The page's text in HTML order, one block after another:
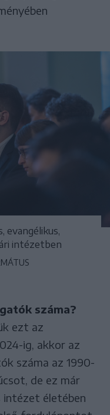
evangélikus,
intézetben
száma?
ezt az
ig, akkor az
száma az 1990-
de ez már
intézet életében